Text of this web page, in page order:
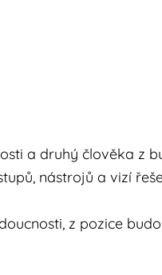
a druhý člověka z
nástrojů a vizí
z pozice